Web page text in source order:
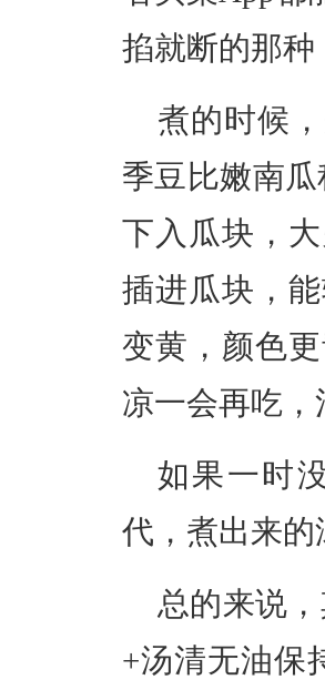
掐就断的那
煮的时候 ，
季豆比嫩南
下入瓜块，
插进瓜块，
变黄，颜色
凉一会再吃
如果一时
代，煮出来
总的来说
+汤清无油保